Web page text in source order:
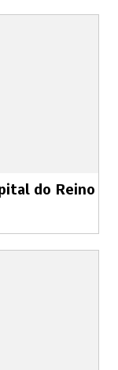
do Reino